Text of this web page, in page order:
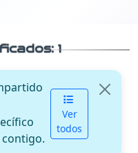
1
Ver
todos